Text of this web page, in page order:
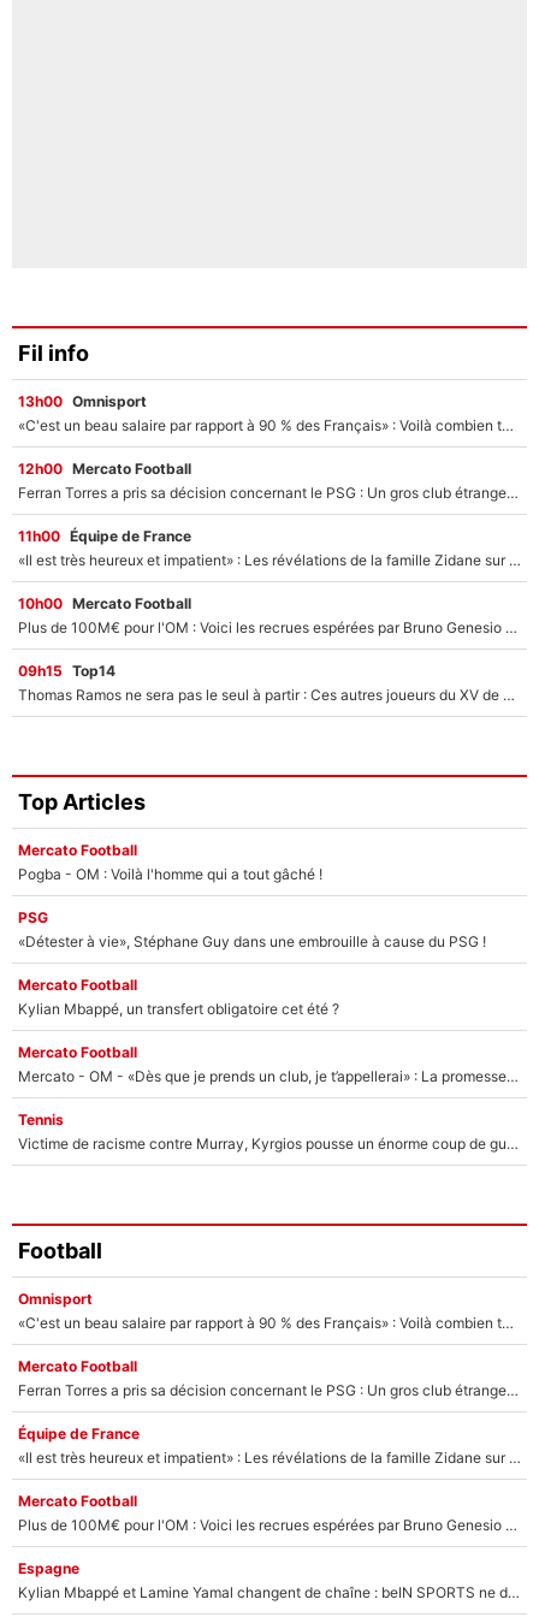
Fil info
13h00 Omnisport
«C'est un beau salaire par rapport à 90 % des Français» : Voilà combien touchait Nelson Monfort sur France Télévisions avant de rejoindre CNews
12h00 Mercato Football
Ferran Torres a pris sa décision concernant le PSG : Un gros club étranger prêt à relancer le feuilleton pour la signature du champion du monde 2026 !
11h00 Équipe de France
«Il est très heureux et impatient» : Les révélations de la famille Zidane sur sa prise de pouvoir en équipe de France !
10h00 Mercato Football
Plus de 100M€ pour l'OM : Voici les recrues espérées par Bruno Genesio et Grégory Lorenzi après l’opération dégraissage
09h15 Top14
Thomas Ramos ne sera pas le seul à partir : Ces autres joueurs du XV de France pourraient aussi quitter le Stade Toulousain, un club de Top 14 est déjà sur les rangs
Top Articles
Mercato Football
Pogba - OM : Voilà l'homme qui a tout gâché !
PSG
«Détester à vie», Stéphane Guy dans une embrouille à cause du PSG !
Mercato Football
Kylian Mbappé, un transfert obligatoire cet été ?
Mercato Football
Mercato - OM - «Dès que je prends un club, je t’appellerai» : La promesse de Marcelino au moment de claquer la porte
Tennis
Victime de racisme contre Murray, Kyrgios pousse un énorme coup de gueule !
Football
Omnisport
«C'est un beau salaire par rapport à 90 % des Français» : Voilà combien touchait Nelson Monfort sur France Télévisions avant de rejoindre CNews
Mercato Football
Ferran Torres a pris sa décision concernant le PSG : Un gros club étranger prêt à relancer le feuilleton pour la signature du champion du monde 2026 !
Équipe de France
«Il est très heureux et impatient» : Les révélations de la famille Zidane sur sa prise de pouvoir en équipe de France !
Mercato Football
Plus de 100M€ pour l'OM : Voici les recrues espérées par Bruno Genesio et Grégory Lorenzi après l’opération dégraissage
Espagne
Kylian Mbappé et Lamine Yamal changent de chaîne : beIN SPORTS ne digère pas cette décision historique et prédit un fiasco pour la Liga